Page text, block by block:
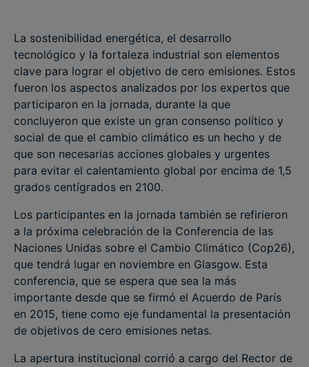
La sostenibilidad energética, el desarrollo
tecnológico y la fortaleza industrial son elementos
clave para lograr el objetivo de cero emisiones. Estos
fueron los aspectos analizados por los expertos que
participaron en la jornada, durante la que
concluyeron que existe un gran consenso político y
social de que el cambio climático es un hecho y de
que son necesarias acciones globales y urgentes
para evitar el calentamiento global por encima de 1,5
grados centígrados en 2100.
Los participantes en la jornada también se refirieron
a la próxima celebración de la Conferencia de las
Naciones Unidas sobre el Cambio Climático (Cop26),
que tendrá lugar en noviembre en Glasgow. Esta
conferencia, que se espera que sea la más
importante desde que se firmó el Acuerdo de París
en 2015, tiene como eje fundamental la presentación
de objetivos de cero emisiones netas.
La apertura institucional corrió a cargo del Rector de